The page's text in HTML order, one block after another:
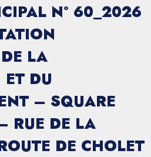
N° 60_2026
LA
DU
– SQUARE
RUE DE LA
DE CHOLET